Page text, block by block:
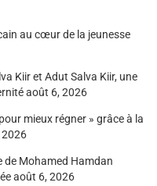
au cœur de la jeunesse
Kiir et Adut Salva Kiir, une
août 6, 2026
mieux régner » grâce à la
de Mohamed Hamdan
août 6, 2026